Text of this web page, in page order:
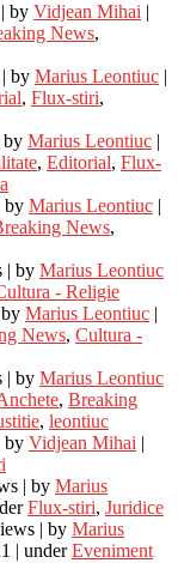
| by Vidjean Mihai |
News,
| by Marius Leontiuc |
, Flux-stiri,
by Marius Leontiuc |
, Editorial, Flux-
by Marius Leontiuc |
News,
| by Marius Leontiuc
- Religie
by Marius Leontiuc |
News, Cultura -
| by Marius Leontiuc
, Breaking
, leontiuc
by Vidjean Mihai |
| by Marius
Flux-stiri, Juridice
| by Marius
| underEveniment